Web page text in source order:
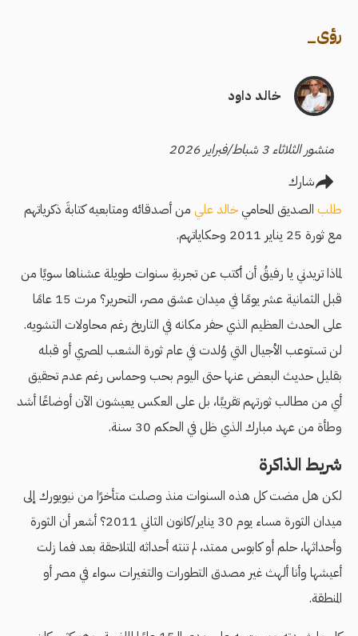
رؤى_
خالد داود
منشور الثلاثاء 3 شباط/فبراير 2026
شارك
طلب الصديق المحاميخالد علي من أصدقائه ومتابعيه كتابةَ ذكرياتهم
مع ثورة 25 يناير 2011 وحكاياتهم.
لماذا تريدني يا رفيقُ أن أكتب عن تجربةِ سنوات طويلة عشناها سويًا من
قبل الثمانية عشر يومًا في ميدان عشق مصر، التحرير؟ مرت 15 عامًا
على الحدث العظيم الذي حفر مكانه في التاريخ رغم محاولات التشويه.
لن تستوعب الأجيال التي وُلدت في عام ثورة الشعب المصري أو قبله
بقليل حديث البعض عنها حتى اليوم بحب وحماس رغم عدم تحقيق
أي من مطالب ثورتهم تقريبًا، بل على العكس يعيشون الآن أوضاعًا أشد
وطأة من عهد مبارك الذي ظل في الحكم 30 سنة.
شريط الذاكرة
لكن هل مضت كل هذه السنوات منذ وصلت متأخرًا من نيويورك إلى
ميدان الثورة مساء يوم 30 يناير/كانون الثاني 2011؟ أشعر أن الثورة
وأحداثها، حلم أو كابوس ممتد، لم تنته أحداثه المتلاحقة بعد فما زلت
أعيشها وأنا ألهث غير مصدق التطورات والتغيرات سواء في مصر أو
المنطقة.